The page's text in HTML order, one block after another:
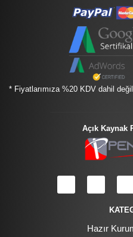
* Fiyatlarımıza %20 KDV dahil
Açık Kaynak
Hazır